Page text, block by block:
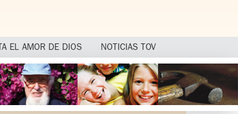
EL AMOR DE DIOS NOTICIAS TOV